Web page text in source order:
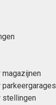
stellingen